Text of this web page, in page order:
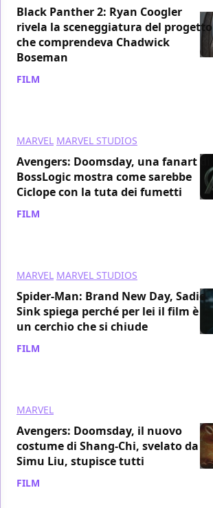
Black Panther 2: Ryan Coogler
rivela la sceneggiatura del progetto
che comprendeva Chadwick
Boseman
FILM
MARVEL MARVEL STUDIOS
Avengers: Doomsday, una fanart di
BossLogic mostra come sarebbe
Ciclope con la tuta dei fumetti
FILM
MARVEL MARVEL STUDIOS
Spider-Man: Brand New Day, Sadie
Sink spiega perché per lei il film è
un cerchio che si chiude
FILM
MARVEL
Avengers: Doomsday, il nuovo
costume di Shang-Chi, svelato da
Simu Liu, stupisce tutti
FILM